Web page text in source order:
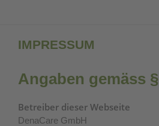
IMPRESSUM
Angaben gemäss
Betreiber dieser Webseite
DenaCare GmbH